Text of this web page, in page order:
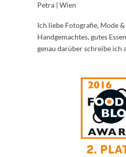
Petra | Wien
Ich liebe Fotografie, Mode &
Handgemachtes, gutes
genau darüber schreibe ich